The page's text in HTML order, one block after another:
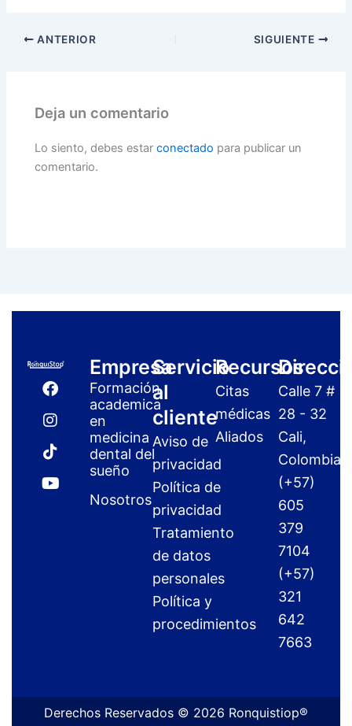
ANTERIOR SIGUIENTE
Deja un comentario
Lo siento, debes estarconectado para publicar un
comentario.
F
a
c
e
b
o
o
k
I
n
s
t
a
g
r
a
T
i
k
t
o
k
Y
o
u
t
u
b
e
Empresa
Formación
academica
en
medicina
dental del
sueño
Nosotros
Servicio
al
cliente
Aviso de
privacidad
Política de
privacidad
Tratamiento
de datos
personales
Política y
procedimientos
Recursos
Citas
médicas
Aliados
Calle 7 #
28 - 32
Cali,
Colombia
(+57)
605
379
7104
(+57)
321
642
7663
Derechos Reservados © 2026 Ronquistiop®